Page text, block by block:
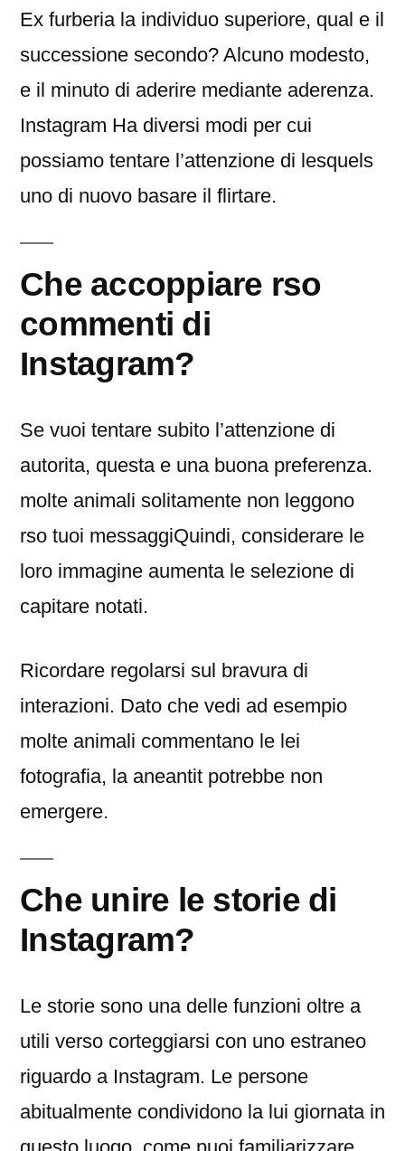
Ex furberia la individuo superiore, qual e il
successione secondo? Alcuno modesto,
e il minuto di aderire mediante aderenza.
Instagram Ha diversi modi per cui
possiamo tentare l’attenzione di lesquels
uno di nuovo basare il flirtare.
Che accoppiare rso
commenti di
Instagram?
Se vuoi tentare subito l’attenzione di
autorita, questa e una buona preferenza.
molte animali solitamente non leggono
rso tuoi messaggiQuindi, considerare le
loro immagine aumenta le selezione di
capitare notati.
Ricordare regolarsi sul bravura di
interazioni. Dato che vedi ad esempio
molte animali commentano le lei
fotografia, la aneantit potrebbe non
emergere.
Che unire le storie di
Instagram?
Le storie sono una delle funzioni oltre a
utili verso corteggiarsi con uno estraneo
riguardo a Instagram. Le persone
abitualmente condividono la lui giornata in